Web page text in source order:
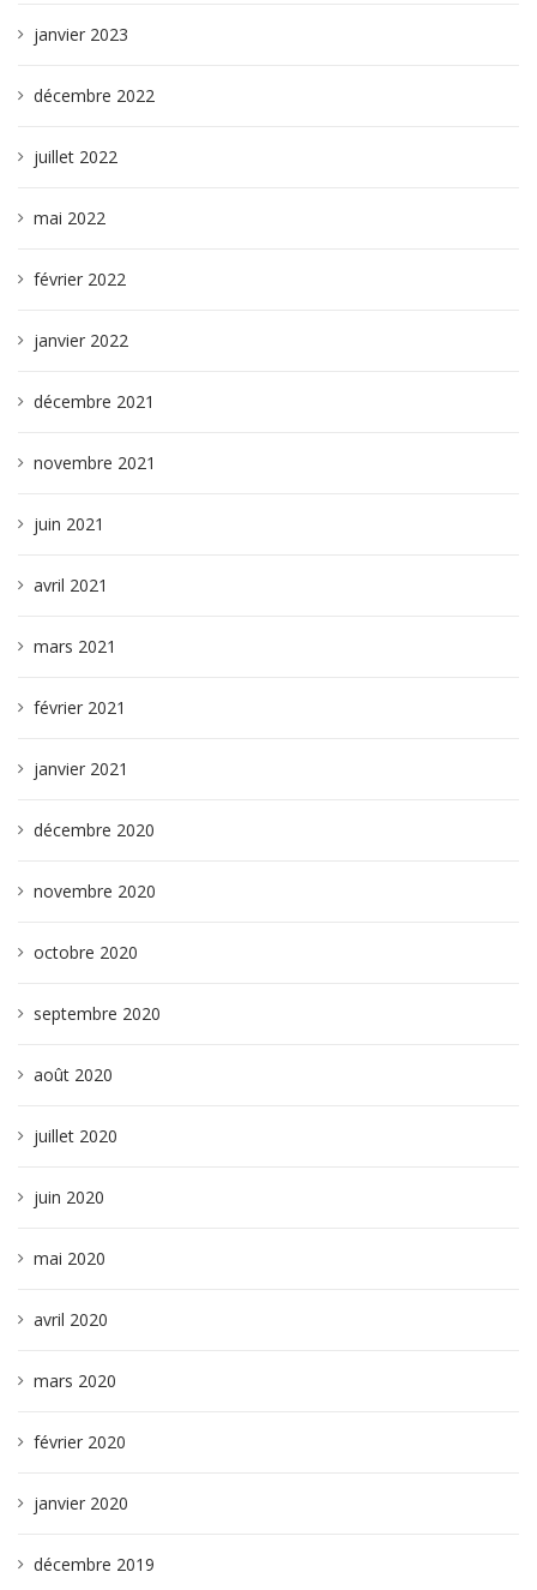
janvier 2023
décembre 2022
juillet 2022
mai 2022
février 2022
janvier 2022
décembre 2021
novembre 2021
juin 2021
avril 2021
mars 2021
février 2021
janvier 2021
décembre 2020
novembre 2020
octobre 2020
septembre 2020
août 2020
juillet 2020
juin 2020
mai 2020
avril 2020
mars 2020
février 2020
janvier 2020
décembre 2019